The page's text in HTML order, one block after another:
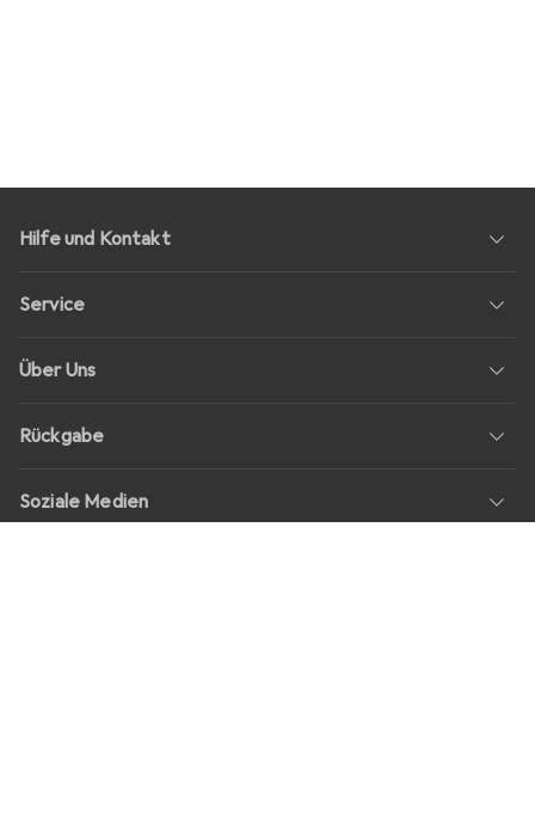
Hilfe und Kontakt
Service
Über Uns
Rückgabe
Soziale Medien